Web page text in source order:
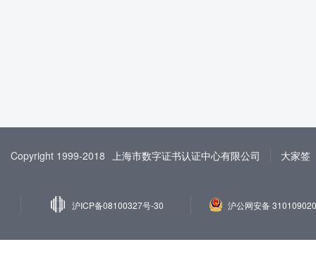
Copyright 1999-2018 上海市数字证书认证中心有限公司 大家签
沪ICP备08100327号-30 沪公网安备